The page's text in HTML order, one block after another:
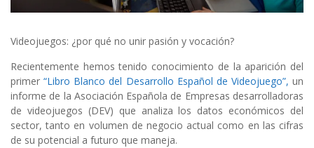
Videojuegos: ¿por qué no unir pasión y vocación?
Recientemente hemos tenido conocimiento de la aparición del
primer “Libro Blanco del Desarrollo Español de Videojuego”, un
informe de la Asociación Española de Empresas desarrolladoras
de videojuegos (DEV) que analiza los datos económicos del
sector, tanto en volumen de negocio actual como en las cifras
de su potencial a futuro que maneja.